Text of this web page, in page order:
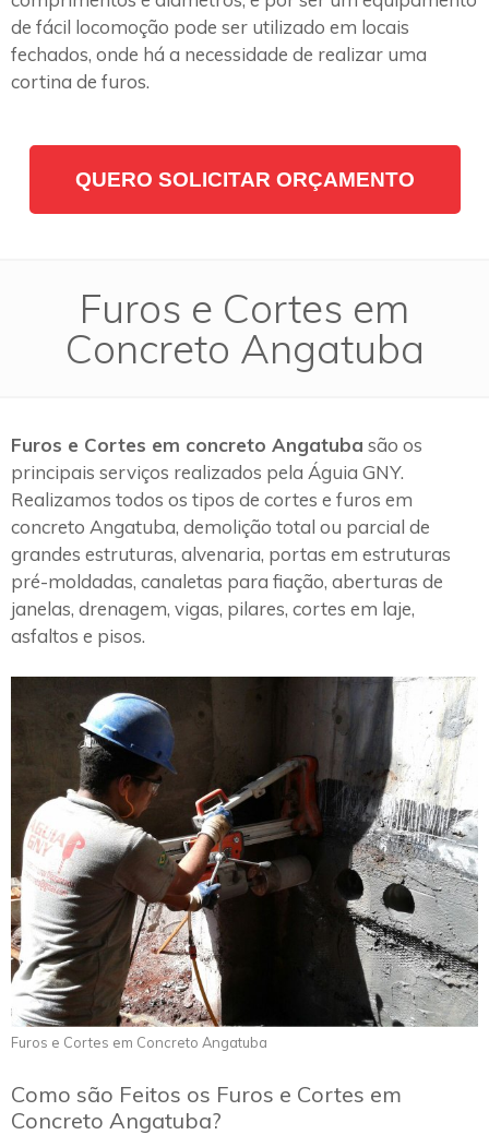
de fácil locomoção pode ser utilizado em locais
fechados, onde há a necessidade de realizar uma
cortina de furos.
QUERO SOLICITAR ORÇAMENTO
Furos e Cortes em
Concreto Angatuba
Furos e Cortes em concreto Angatuba são os
principais serviços realizados pela Águia GNY.
Realizamos todos os tipos de cortes e furos em
concreto Angatuba, demolição total ou parcial de
grandes estruturas, alvenaria, portas em estruturas
pré-moldadas, canaletas para fiação, aberturas de
janelas, drenagem, vigas, pilares, cortes em laje,
asfaltos e pisos.
Furos e Cortes em Concreto Angatuba
Como são Feitos os Furos e Cortes em
Concreto Angatuba?